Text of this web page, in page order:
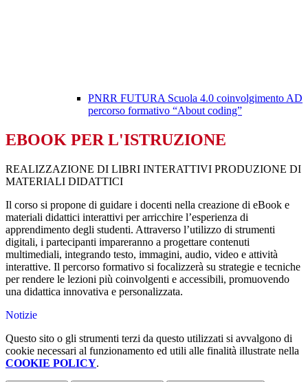
PNRR FUTURA Scuola 4.0 coinvolgimento AD
percorso formativo “About coding”
EBOOK PER L'ISTRUZIONE
REALIZZAZIONE DI LIBRI INTERATTIVI PRODUZIONE DI
MATERIALI DIDATTICI
Il corso si propone di guidare i docenti nella creazione di eBook e
materiali didattici interattivi per arricchire l’esperienza di
apprendimento degli studenti. Attraverso l’utilizzo di strumenti
digitali, i partecipanti impareranno a progettare contenuti
multimediali, integrando testo, immagini, audio, video e attività
interattive. Il percorso formativo si focalizzerà su strategie e tecniche
per rendere le lezioni più coinvolgenti e accessibili, promuovendo
una didattica innovativa e personalizzata.
Notizie
Questo sito o gli strumenti terzi da questo utilizzati si avvalgono di
cookie necessari al funzionamento ed utili alle finalità illustrate nella
COOKIE POLICY.